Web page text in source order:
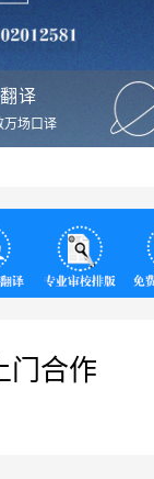
葡萄牙语翻译
译
万场口译
门合作